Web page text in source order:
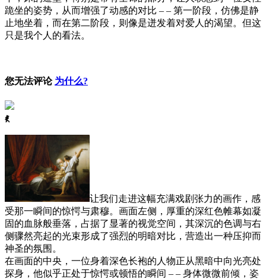
跪坐的姿势，从而增强了动感的对比 – – 第一阶段，仿佛是静
止地坐着，而在第二阶段，则像是迸发着对爱人的渴望。但这
只是我个人的看法。
您无法评论 为什么?
ꈅ
让我们走进这幅充满戏剧张力的画作，感
受那一瞬间的惊愕与肃穆。画面左侧，厚重的深红色帷幕如凝
固的血脉般垂落，占据了显著的视觉空间，其深沉的色调与右
侧骤然亮起的光束形成了强烈的明暗对比，营造出一种压抑而
神圣的氛围。
在画面的中央，一位身着深色长袍的人物正从黑暗中向光亮处
探身，他似乎正处于惊愕或顿悟的瞬间 – – 身体微微前倾，姿